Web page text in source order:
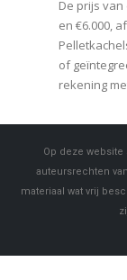
De prijs
en €6.000,
of
rekening
Op deze
auteursrechten
materiaal wat vrij